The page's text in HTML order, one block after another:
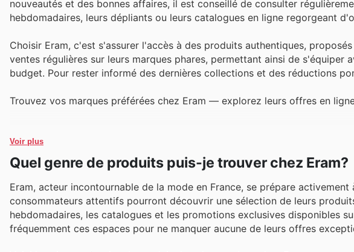
nouveautés et des bonnes affaires, il est conseillé de consulter
hebdomadaires, leurs dépliants ou leurs catalogues en ligne regorgeant
Choisir Eram, c'est s'assurer l'accès à des produits authentiques,
ventes régulières sur leurs marques phares, permettant ainsi de s'équiper
budget. Pour rester informé des dernières collections et des réductions
Trouvez vos marques préférées chez Eram — explorez leurs offres en
Voir plus
Quel genre de produits puis-je trouver chez Eram?
Eram, acteur incontournable de la mode en France, se prépare
consommateurs attentifs pourront découvrir une sélection de leurs
hebdomadaires, les catalogues et les promotions exclusives disponibles
fréquemment ces espaces pour ne manquer aucune de leurs offres